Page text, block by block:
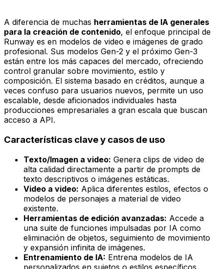
A diferencia de muchas herramientas de IA generales
para la creación de contenido, el enfoque principal de
Runway es en modelos de video e imágenes de grado
profesional. Sus modelos Gen-2 y el próximo Gen-3
están entre los más capaces del mercado, ofreciendo
control granular sobre movimiento, estilo y
composición. El sistema basado en créditos, aunque a
veces confuso para usuarios nuevos, permite un uso
escalable, desde aficionados individuales hasta
producciones empresariales a gran escala que buscan
acceso a API.
Características clave y casos de uso
Texto/Imagen a video: Genera clips de video de
alta calidad directamente a partir de prompts de
texto descriptivos o imágenes estáticas.
Video a video: Aplica diferentes estilos, efectos o
modelos de personajes a material de video
existente.
Herramientas de edición avanzadas: Accede a
una suite de funciones impulsadas por IA como
eliminación de objetos, seguimiento de movimiento
y expansión infinita de imágenes.
Entrenamiento de IA: Entrena modelos de IA
personalizados en sujetos o estilos específicos